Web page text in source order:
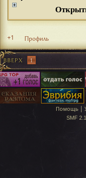
+1 Профиль
ВВЕРХ 1
Помощь |
SMF